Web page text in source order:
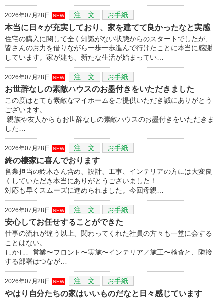
2026年07月28日 NEW 注 文 お手紙
本当に日々が充実しており、家を建てて良かったなと実感
住宅の購入に関して全く知識がない状態からのスタートでしたが、
皆さんのお力を借りながら一歩一歩進んで行けたことに本当に感謝
しています。家が建ち、新たな生活が始まってい…
2026年07月28日 NEW 注 文 お手紙
お世辞なしの素敵ハウスのお墨付きをいただきました
この度はとても素敵なマイホームをご提供いただき誠にありがとう
ございます。
親族や友人からもお世辞なしの素敵ハウスのお墨付きをいただきま
した…
2026年07月28日 NEW 注 文 お手紙
終の棲家に喜んでおります
営業担当の鈴木さん含め、設計、工事、インテリアの方には大変良
くしていただき本当にありがとうございました！
対応も早くスムーズに進められました。今回母親…
2026年07月28日 NEW 注 文 お手紙
安心してお任せすることができた
仕事の流れが違う以上、関わってくれた社員の方々も一堂に会する
ことはない。
しかし、営業〜フロント〜実施〜インテリア／施工〜検査と、隣接
する部署はつなが…
2026年07月28日 NEW 注 文 お手紙
やはり自分たちの家はいいものだなと日々感じています